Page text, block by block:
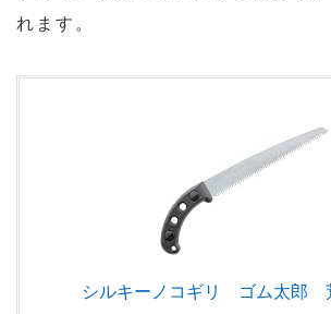
れます。
シルキーノコギリ ゴム太郎